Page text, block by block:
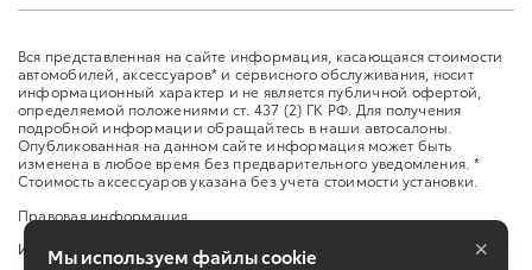
Вся представленная на сайте информация, касающаяся стоимости
автомобилей, аксессуаров* и сервисного обслуживания, носит
информационный характер и не является публичной офертой,
определяемой положениями ст. 437 (2) ГК РФ. Для получения
подробной информации обращайтесь в наши автосалоны.
Опубликованная на данном сайте информация может быть
изменена в любое время без предварительного уведомления. *
Стоимость аксессуаров указана без учета стоимости установки.
Правовая информация
Изменить настройку cookies
Мы используем файлы cookie ×